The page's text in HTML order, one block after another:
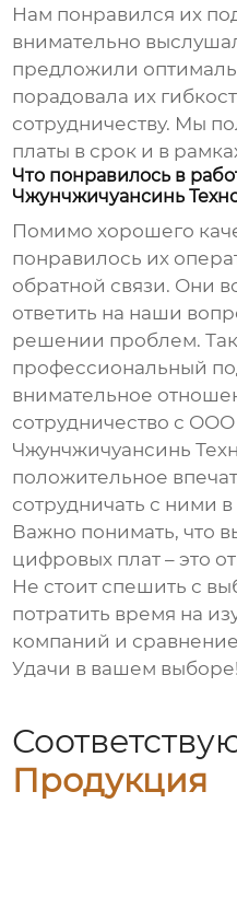
Нам понравился их
внимательно
предложили
порадовала их
сотрудничеству. Мы
платы в срок и в
Что понравилось в
Чжунчжичуансинь
Помимо хорошего
понравилось их
обратной связи. Они
ответить на наши
решении проблем.
профессиональный
внимательное
сотрудничество с
Чжунчжичуансинь
положительное
сотрудничать с ними
Важно понимать, что
цифровых плат – это
Не стоит спешить с
потратить время на
компаний и
Удачи в вашем выборе!
Продукция